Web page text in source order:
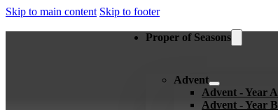
Skip to main content Skip to footer
Proper of Seasons
Advent
Advent - Year A
Advent - Year B